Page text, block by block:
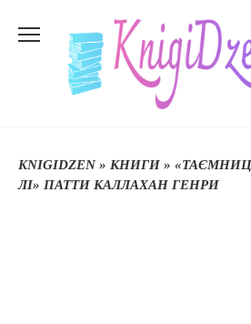
до
KNIGIDZEN» КНИГИ »
ЛІ» ПАТТИ КАЛЛАХАН ГЕНРИ